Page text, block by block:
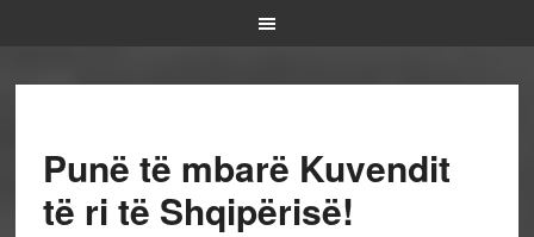
Punë të mbarë Kuvendit
të ri të Shqipërisë!